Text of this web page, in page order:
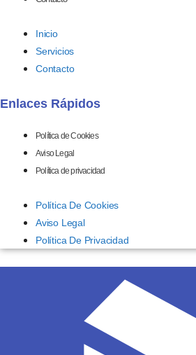
Inicio
Servicios
Contacto
Enlaces Rápidos
Política de Cookies
Aviso Legal
Política de privacidad
Política De Cookies
Aviso Legal
Política De Privacidad